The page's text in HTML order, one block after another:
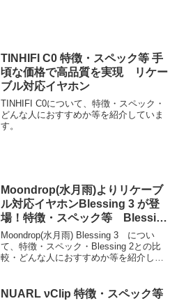
TINHIFI C0 特徴・スペック等 手
頃な価格で高品質を実現 リケー
ブル対応イヤホン
TINHIFI C0について、特徴・スペック・
どんな人におすすめか等を紹介していま
す。
Moondrop(水月雨)よりリケーブ
ル対応イヤホンBlessing 3 が登
場！特徴・スペック等 Blessing
2との比較、違いは？
Moondrop(水月雨) Blessing 3 につい
て、特徴・スペック・Blessing 2との比
較・どんな人におすすめか等を紹介して
NUARL νClip 特徴・スペック等